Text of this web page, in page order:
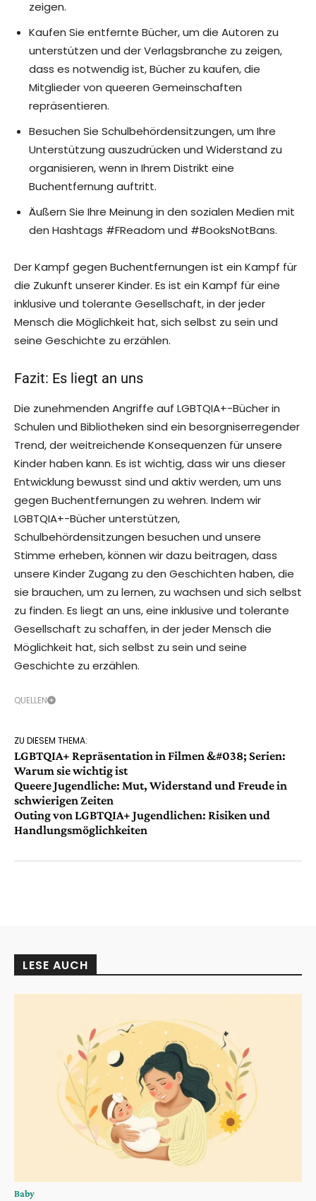
zeigen.
Kaufen Sie entfernte Bücher, um die Autoren zu
unterstützen und der Verlagsbranche zu zeigen,
dass es notwendig ist, Bücher zu kaufen, die
Mitglieder von queeren Gemeinschaften
repräsentieren.
Besuchen Sie Schulbehördensitzungen, um Ihre
Unterstützung auszudrücken und Widerstand zu
organisieren, wenn in Ihrem Distrikt eine
Buchentfernung auftritt.
Äußern Sie Ihre Meinung in den sozialen Medien mit
den Hashtags #FReadom und #BooksNotBans.
Der Kampf gegen Buchentfernungen ist ein Kampf für
die Zukunft unserer Kinder. Es ist ein Kampf für eine
inklusive und tolerante Gesellschaft, in der jeder
Mensch die Möglichkeit hat, sich selbst zu sein und
seine Geschichte zu erzählen.
Fazit: Es liegt an uns
Die zunehmenden Angriffe auf LGBTQIA+-Bücher in
Schulen und Bibliotheken sind ein besorgniserregender
Trend, der weitreichende Konsequenzen für unsere
Kinder haben kann. Es ist wichtig, dass wir uns dieser
Entwicklung bewusst sind und aktiv werden, um uns
gegen Buchentfernungen zu wehren. Indem wir
LGBTQIA+-Bücher unterstützen,
Schulbehördensitzungen besuchen und unsere
Stimme erheben, können wir dazu beitragen, dass
unsere Kinder Zugang zu den Geschichten haben, die
sie brauchen, um zu lernen, zu wachsen und sich selbst
zu finden. Es liegt an uns, eine inklusive und tolerante
Gesellschaft zu schaffen, in der jeder Mensch die
Möglichkeit hat, sich selbst zu sein und seine
Geschichte zu erzählen.
QUELLEN
ZU DIESEM THEMA:
LGBTQIA+ Repräsentation in Filmen &#038; Serien:
Warum sie wichtig ist
Queere Jugendliche: Mut, Widerstand und Freude in
schwierigen Zeiten
Outing von LGBTQIA+ Jugendlichen: Risiken und
Handlungsmöglichkeiten
LESE AUCH
Baby